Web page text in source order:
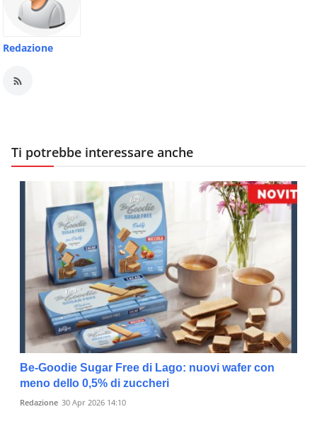
Redazione
Ti potrebbe interessare anche
Be-Goodie Sugar Free di Lago: nuovi wafer con
meno dello 0,5% di zuccheri
Redazione 30 Apr 2026 14:10